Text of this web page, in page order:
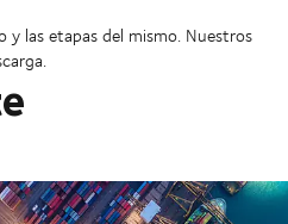
las etapas del mismo. Nuestros